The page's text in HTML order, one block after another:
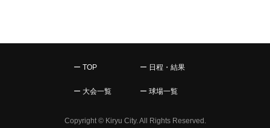
ー TOP ー 日程・結果
ー 大会一覧 ー 球場一覧
Copyright © Kiryu City. All Rights Reserved.